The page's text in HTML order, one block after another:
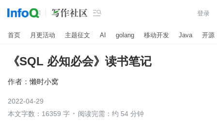
 登录
首页 月更活动 主题征文 AI golang 移动开发 Java 开源
《SQL 必知必会》读书笔记
作者： 懒时小窝
2022-04-29
本文字数：16359 字
阅读完需：约 54 分钟